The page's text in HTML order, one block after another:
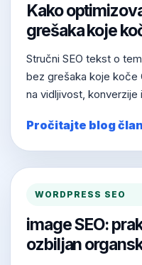
Kako
grešaka koje
Stručni SEO tekst o
bez grešaka koje koče
na vidljivost, konverzije
Pročitajte blog
WORDPRESS SEO
image SEO:
ozbiljan